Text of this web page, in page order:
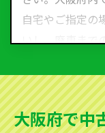
自宅やご指定の
いし、廃車まで
など動かない車
まった車、車検
買取可能です。
大阪府で中